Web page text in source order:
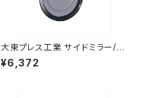
大東プレス工業 サイドミラー/バ
ックミラー77年いすゞ 300 L0
04 小判 DI-75
¥6,372